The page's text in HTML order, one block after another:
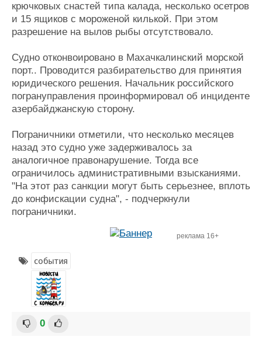
крючковых снастей типа калада, несколько осетров
и 15 ящиков с мороженой килькой. При этом
разрешение на вылов рыбы отсутствовало.
Судно отконвоировано в Махачкалинский морской
порт.. Проводится разбирательство для принятия
юридического решения. Начальник российского
погрануправления проинформировал об инциденте
азербайджанскую сторону.
Пограничники отметили, что несколько месяцев
назад это судно уже задерживалось за
аналогичное правонарушение. Тогда все
ограничилось административными взысканиями.
"На этот раз санкции могут быть серьезнее, вплоть
до конфискации судна", - подчеркнули
пограничники.
реклама 16+
события
0